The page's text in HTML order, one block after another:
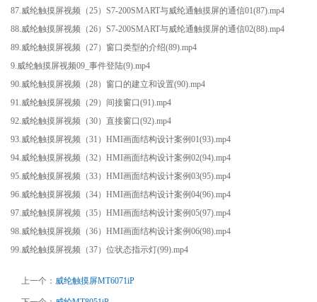
87.威纶触摸屏视频（25）S7-200SMART与威纶通触摸屏的通信01(87).mp4
88.威纶触摸屏视频（26）S7-200SMART与威纶通触摸屏的通信02(88).mp4
89.威纶触摸屏视频（27）窗口类型的介绍(89).mp4
9.威纶触摸屏视频09_事件登陆(9).mp4
90.威纶触摸屏视频（28）窗口的建立和设置(90).mp4
91.威纶触摸屏视频（29）间接窗口(91).mp4
92.威纶触摸屏视频（30）直接窗口(92).mp4
93.威纶触摸屏视频（31）HMI画面结构设计案例01(93).mp4
94.威纶触摸屏视频（32）HMI画面结构设计案例02(94).mp4
95.威纶触摸屏视频（33）HMI画面结构设计案例03(95).mp4
96.威纶触摸屏视频（34）HMI画面结构设计案例04(96).mp4
97.威纶触摸屏视频（35）HMI画面结构设计案例05(97).mp4
98.威纶触摸屏视频（36）HMI画面结构设计案例06(98).mp4
99.威纶触摸屏视频（37）位状态指示灯(99).mp4
上一个： 威纶触摸屏MT6071iP